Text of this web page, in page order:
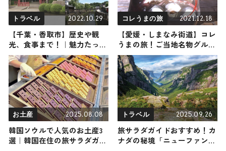
トラベル 2022.10.29
【千葉・香取市】歴史や観
光、食事まで！｜魅力たっぷ
りの香取市を味わい尽くすお
すすめスポット８選
コレうまの旅 2021.12.18
【愛媛・しまなみ街道】コレ
うまの旅！ご当地名物グルメ
をお届け
お土産 2025.08.08
韓国ソウルで人気のお土産3
選｜韓国在住の旅サラダガイ
トラベル 2025.09.26
旅サラダガイドおすすめ！カ
ナダの秘境「ニューファンド